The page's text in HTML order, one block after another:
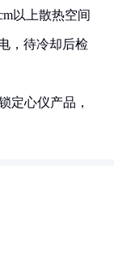
以上散热空间
，待冷却后检
定心仪产品，